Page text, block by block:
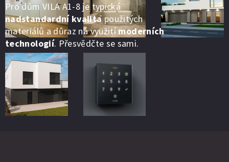
Pro dům VILA A1-8 je typická
nadstandardní kvalitapoužitých
materiálů a důraz na využitímoderních
technologií. Přesvědčte se sami.